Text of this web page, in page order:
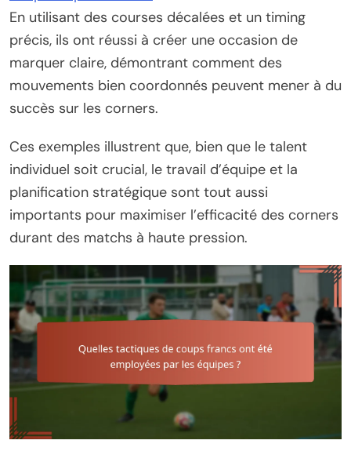
En utilisant des courses décalées et un timing
précis, ils ont réussi à créer une occasion de
marquer claire, démontrant comment des
mouvements bien coordonnés peuvent mener à du
succès sur les corners.
Ces exemples illustrent que, bien que le talent
individuel soit crucial, le travail d’équipe et la
planification stratégique sont tout aussi
importants pour maximiser l’efficacité des corners
durant des matchs à haute pression.